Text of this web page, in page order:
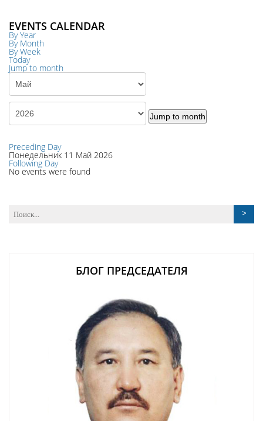
EVENTS CALENDAR
By Year
By Month
By Week
Today
Jump to month
Jump to month
Preceding Day
Понедельник 11 Май 2026
Following Day
No events were found
БЛОГ ПРЕДСЕДАТЕЛЯ